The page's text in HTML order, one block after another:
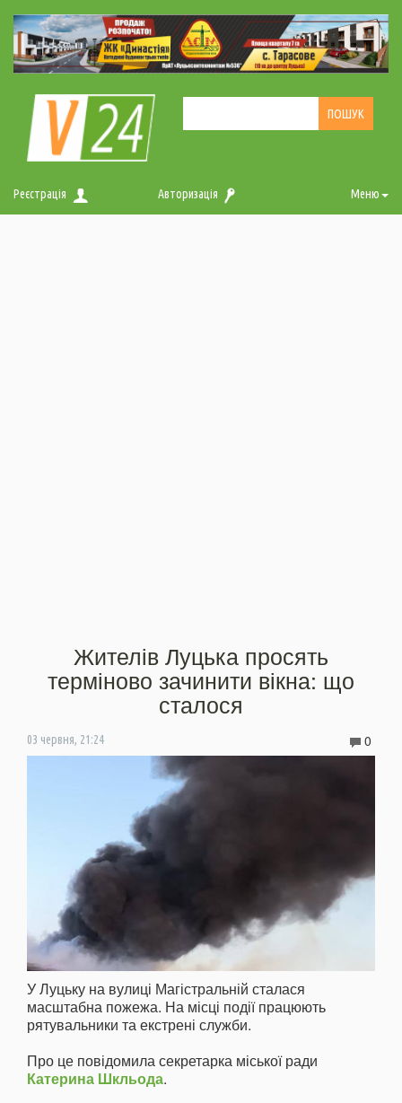
Реєстрація Авторизація Меню
Жителів Луцька просять
терміново зачинити вікна: що
сталося
03 червня, 21:24 0
У Луцьку на вулиці Магістральній сталася
масштабна пожежа. На місці події працюють
рятувальники та екстрені служби.
Про це повідомила секретарка міської ради
Катерина Шкльода.